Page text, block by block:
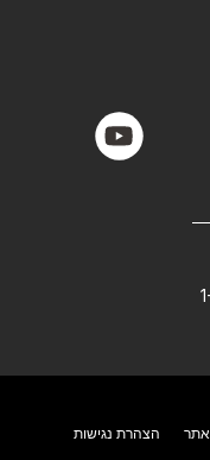
youtube
הצהרת נגישות